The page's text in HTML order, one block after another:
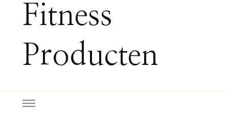
Fitness
Producten